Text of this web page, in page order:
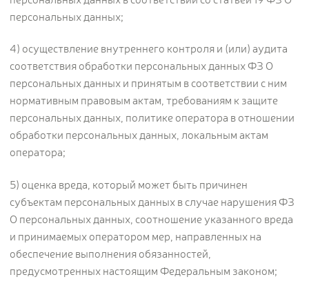
персональных данных;
4) осуществление внутреннего контроля и (или) аудита
соответствия обработки персональных данных ФЗ О
персональных данных и принятым в соответствии с ним
нормативным правовым актам, требованиям к защите
персональных данных, политике оператора в отношении
обработки персональных данных, локальным актам
оператора;
5) оценка вреда, который может быть причинен
субъектам персональных данных в случае нарушения ФЗ
О персональных данных, соотношение указанного вреда
и принимаемых оператором мер, направленных на
обеспечение выполнения обязанностей,
предусмотренных настоящим Федеральным законом;